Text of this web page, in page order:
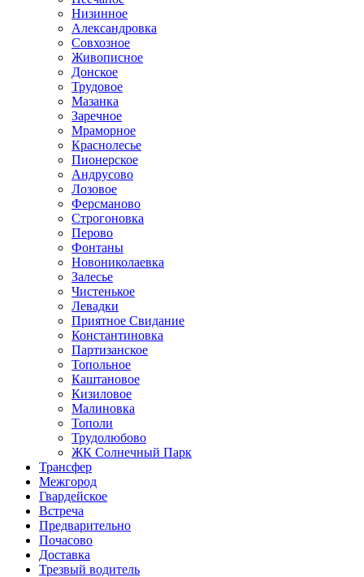
Низинное
Александровка
Совхозное
Живописное
Донское
Трудовое
Мазанка
Заречное
Мраморное
Краснолесье
Пионерское
Андрусово
Лозовое
Ферсманово
Строгоновка
Перово
Фонтаны
Новониколаевка
Залесье
Чистенькое
Левадки
Приятное Свидание
Константиновка
Партизанское
Топольное
Каштановое
Кизиловое
Малиновка
Тополи
Трудолюбово
ЖК Солнечный Парк
Трансфер
Межгород
Гвардейское
Встреча
Предварительно
Почасово
Доставка
Трезвый водитель